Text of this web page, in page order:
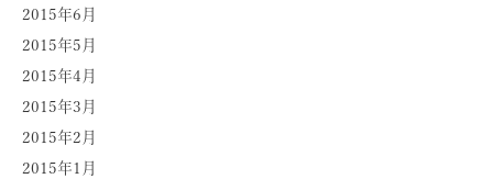
2015年6月
2015年5月
2015年4月
2015年3月
2015年2月
2015年1月